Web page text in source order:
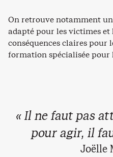
On retrouve notamment
adapté pour les victimes et
conséquences claires pour
formation spécialisée pour
« Il ne faut pas
pour agir, il
Joëlle